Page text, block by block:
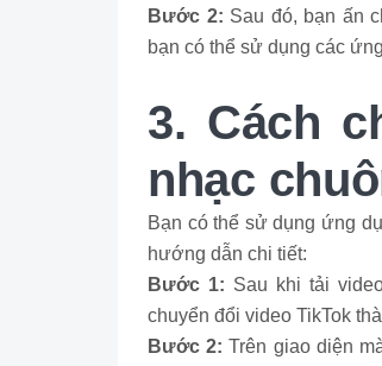
Bước 2: Sau đó, bạn ấn
bạn có thể sử dụng các
3. Cách
nhạc
Bạn có thể sử dụng ứng
hướng dẫn chi tiết:
Bước 1: Sau khi tải
chuyển đổi video TikTok
Bước 2: Trên giao diện